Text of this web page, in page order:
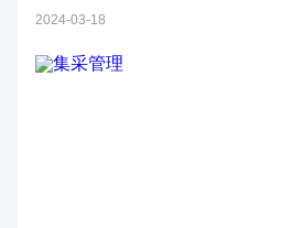
2024-03-18